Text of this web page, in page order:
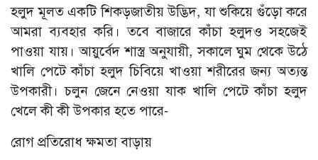
হলুদ মূলত একটি শিকড়জাতীয় উদ্ভিদ, যা শুকিয়ে গুঁড়ো করে
আমরা ব্যবহার করি। তবে বাজারে কাঁচা হলুদও সহজেই
পাওয়া যায়। আয়ুর্বেদ শাস্ত্র অনুযায়ী, সকালে ঘুম থেকে উঠে
খালি পেটে কাঁচা হলুদ চিবিয়ে খাওয়া শরীরের জন্য অত্যন্ত
উপকারী। চলুন জেনে নেওয়া যাক খালি পেটে কাঁচা হলুদ
খেলে কী কী উপকার হতে পারে-
রোগ প্রতিরোধ ক্ষমতা বাড়ায়